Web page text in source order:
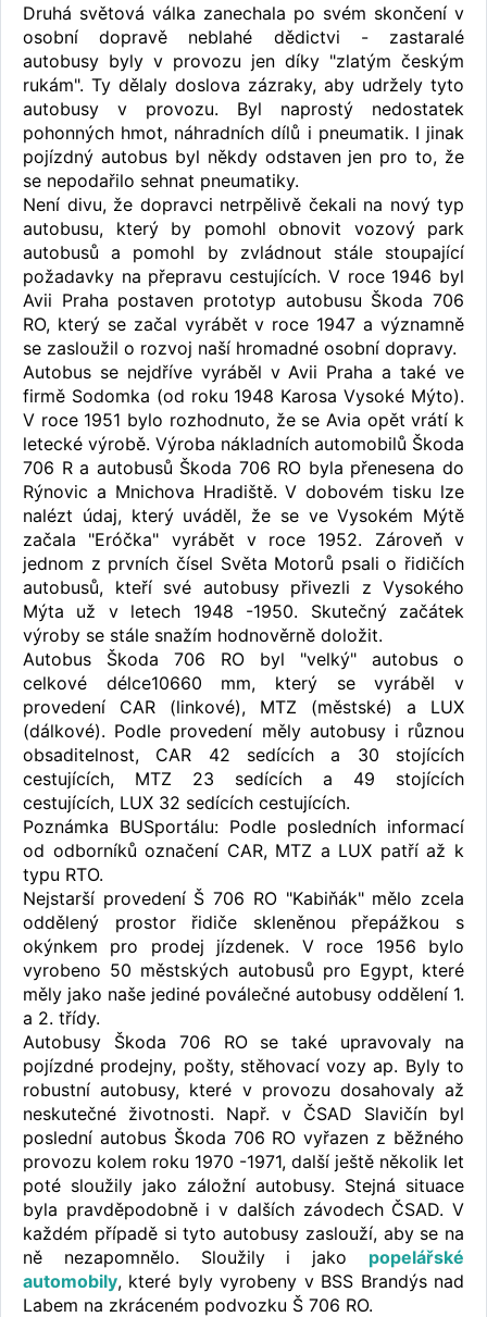
Druhá světová válka zanechala po svém skončení v
osobní dopravě neblahé dědictvi - zastaralé
autobusy byly v provozu jen díky "zlatým českým
rukám". Ty dělaly doslova zázraky, aby udržely tyto
autobusy v provozu. Byl naprostý nedostatek
pohonných hmot, náhradních dílů i pneumatik. I jinak
pojízdný autobus byl někdy odstaven jen pro to, že
se nepodařilo sehnat pneumatiky.
Není divu, že dopravci netrpělivě čekali na nový typ
autobusu, který by pomohl obnovit vozový park
autobusů a pomohl by zvládnout stále stoupající
požadavky na přepravu cestujících. V roce 1946 byl
Avii Praha postaven prototyp autobusu Škoda 706
RO, který se začal vyrábět v roce 1947 a významně
se zasloužil o rozvoj naší hromadné osobní dopravy.
Autobus se nejdříve vyráběl v Avii Praha a také ve
firmě Sodomka (od roku 1948 Karosa Vysoké Mýto).
V roce 1951 bylo rozhodnuto, že se Avia opět vrátí k
letecké výrobě. Výroba nákladních automobilů Škoda
706 R a autobusů Škoda 706 RO byla přenesena do
Rýnovic a Mnichova Hradiště. V dobovém tisku lze
nalézt údaj, který uváděl, že se ve Vysokém Mýtě
začala "Eróčka" vyrábět v roce 1952. Zároveň v
jednom z prvních čísel Světa Motorů psali o řidičích
autobusů, kteří své autobusy přivezli z Vysokého
Mýta už v letech 1948 -1950. Skutečný začátek
výroby se stále snažím hodnověrně doložit.
Autobus Škoda 706 RO byl "velký" autobus o
celkové délce10660 mm, který se vyráběl v
provedení CAR (linkové), MTZ (městské) a LUX
(dálkové). Podle provedení měly autobusy i různou
obsaditelnost, CAR 42 sedících a 30 stojících
cestujících, MTZ 23 sedících a 49 stojících
cestujících, LUX 32 sedících cestujících.
Poznámka BUSportálu: Podle posledních informací
od odborníků označení CAR, MTZ a LUX patří až k
typu RTO.
Nejstarší provedení Š 706 RO "Kabiňák" mělo zcela
oddělený prostor řidiče skleněnou přepážkou s
okýnkem pro prodej jízdenek. V roce 1956 bylo
vyrobeno 50 městských autobusů pro Egypt, které
měly jako naše jediné poválečné autobusy oddělení 1.
a 2. třídy.
Autobusy Škoda 706 RO se také upravovaly na
pojízdné prodejny, pošty, stěhovací vozy ap. Byly to
robustní autobusy, které v provozu dosahovaly až
neskutečné životnosti. Např. v ČSAD Slavičín byl
poslední autobus Škoda 706 RO vyřazen z běžného
provozu kolem roku 1970 -1971, další ještě několik let
poté sloužily jako záložní autobusy. Stejná situace
byla pravděpodobně i v dalších závodech ČSAD. V
každém případě si tyto autobusy zaslouží, aby se na
ně nezapomnělo. Sloužily i jako popelářské
automobily, které byly vyrobeny v BSS Brandýs nad
Labem na zkráceném podvozku Š 706 RO.